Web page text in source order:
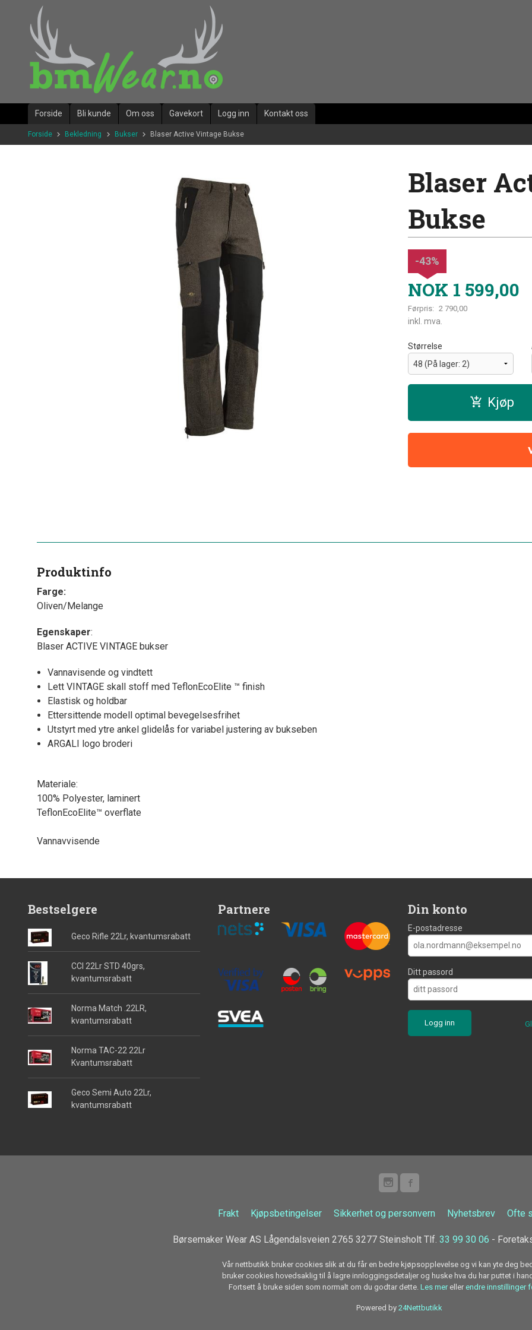
innholdet
Forside Bli kunde Om oss Gavekort Logg inn Kontakt oss
Forside Bekledning Bukser Blaser Active Vintage Bukse
Blaser
Bukse
NOK 1 599,00
Førpris: 2 790,00
Rabatt
-43%
inkl. mva.
Størrelse
Kjøp
Produktinfo
Farge:
Oliven/Melange
Egenskaper:
Blaser ACTIVE VINTAGE bukser
Vannavisende og vindtett
Lett VINTAGE skall stoff med TeflonEcoElite ™ finish
Elastisk og holdbar
Ettersittende modell optimal bevegelsesfrihet
Utstyrt med ytre ankel glidelås for variabel justering av bukseben
ARGALI logo broderi
Materiale:
100% Polyester, laminert
TeflonEcoElite™ overflate
Vannavvisende
Bestselgere
Geco Rifle 22Lr, kvantumsrabatt
CCI 22Lr STD 40grs,
kvantumsrabatt
Norma Match .22LR,
kvantumsrabatt
Norma TAC-22 22Lr
Kvantumsrabatt
Geco Semi Auto 22Lr,
kvantumsrabatt
Partnere Din konto
E-postadresse
Ditt passord
Frakt Kjøpsbetingelser Sikkerhet og personvern Nyhetsbrev Ofte
Børsemaker Wear AS Lågendalsveien 2765 3277 Steinsholt Tlf. 33 99 30 06 -
Vår nettbutikk bruker cookies slik at du får en bedre kjøpsopplevelse og vi kan yte deg
bruker cookies hovedsaklig til å lagre innloggingsdetaljer og huske hva du har puttet i
Fortsett å bruke siden som normalt om du godtar dette. Les mer eller endre innstillinger
Powered by 24Nettbutikk